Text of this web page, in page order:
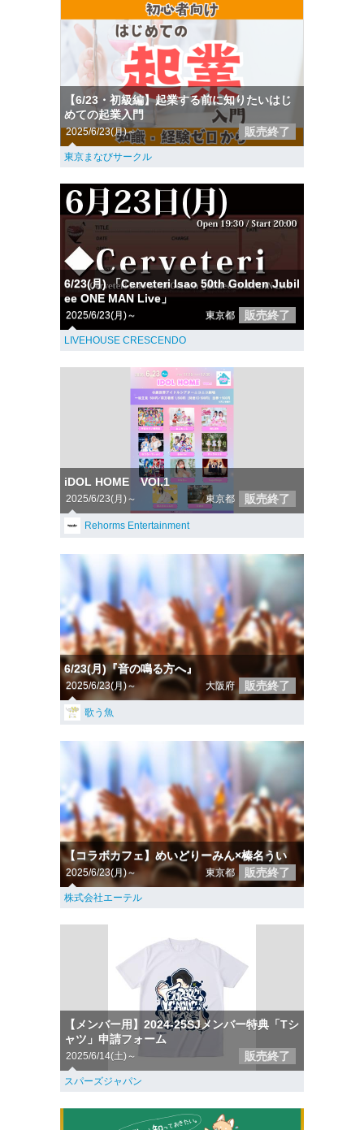
【6/23・初級編】起業する前に知りたいはじ
めての起業入門
2025/6/23(月)～ 販売終了
東京まなびサークル
6/23(月) 「Cerveteri Isao 50th Golden Jubil
ee ONE MAN Live」
2025/6/23(月)～ 東京都 販売終了
LIVEHOUSE CRESCENDO
iDOL HOME VOI.1
2025/6/23(月)～ 東京都 販売終了
Rehorms Entertainment
6/23(月)『音の鳴る方へ』
2025/6/23(月)～ 大阪府 販売終了
歌う魚
【コラボカフェ】めいどりーみん×榛名うい
2025/6/23(月)～ 東京都 販売終了
株式会社エーテル
【メンバー用】2024-25SJメンバー特典「Tシ
ャツ」申請フォーム
2025/6/14(土)～ 販売終了
スパーズジャパン